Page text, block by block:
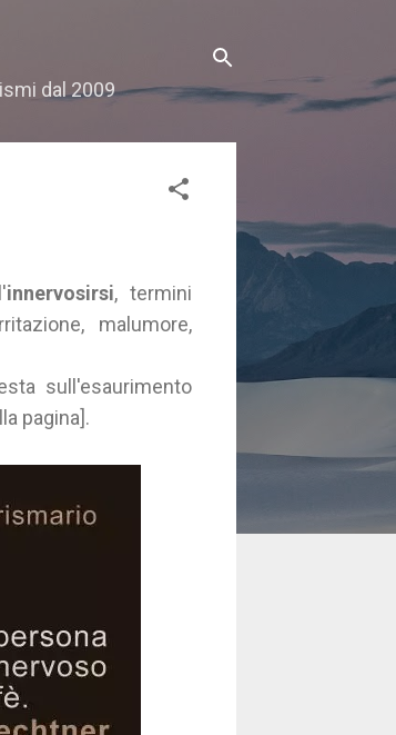
dal 2009
innervosirsi, termini
malumore,
sull'esaurimento
pagina].